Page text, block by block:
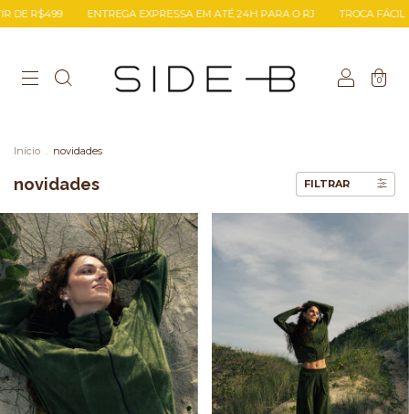
EM ATÉ 24H PARA O RJ TROCA FÁCIL FRETE GRÁTIS A PARTIR
0
Início . novidades
novidades FILTRAR